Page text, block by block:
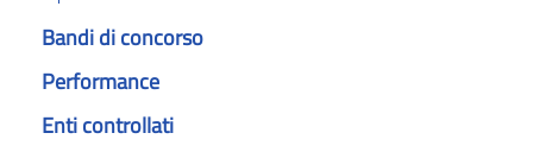
Bandi di concorso
Performance
Enti controllati